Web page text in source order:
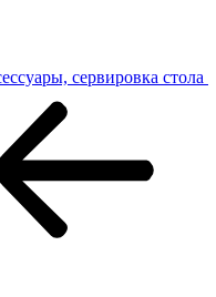
сервировка стола